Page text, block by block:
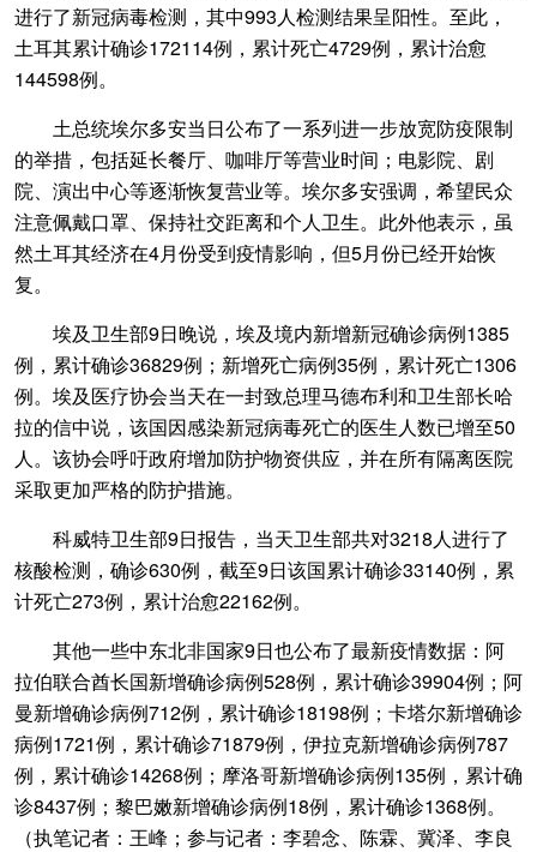
进行了新冠病毒检测，其中993人检测结果呈阳性。至此，
土耳其累计确诊172114例，累计死亡4729例，累计治愈
144598例。
土总统埃尔多安当日公布了一系列进一步放宽防疫限制
的举措，包括延长餐厅、咖啡厅等营业时间；电影院、剧
院、演出中心等逐渐恢复营业等。埃尔多安强调，希望民众
注意佩戴口罩、保持社交距离和个人卫生。此外他表示，虽
然土耳其经济在4月份受到疫情影响，但5月份已经开始恢
复。
埃及卫生部9日晚说，埃及境内新增新冠确诊病例1385
例，累计确诊36829例；新增死亡病例35例，累计死亡1306
例。埃及医疗协会当天在一封致总理马德布利和卫生部长哈
拉的信中说，该国因感染新冠病毒死亡的医生人数已增至50
人。该协会呼吁政府增加防护物资供应，并在所有隔离医院
采取更加严格的防护措施。
科威特卫生部9日报告，当天卫生部共对3218人进行了
核酸检测，确诊630例，截至9日该国累计确诊33140例，累
计死亡273例，累计治愈22162例。
其他一些中东北非国家9日也公布了最新疫情数据：阿
拉伯联合酋长国新增确诊病例528例，累计确诊39904例；阿
曼新增确诊病例712例，累计确诊18198例；卡塔尔新增确诊
病例1721例，累计确诊71879例，伊拉克新增确诊病例787
例，累计确诊14268例；摩洛哥新增确诊病例135例，累计确
诊8437例；黎巴嫩新增确诊病例18例，累计确诊1368例。
（执笔记者：王峰；参与记者：李碧念、陈霖、冀泽、李良